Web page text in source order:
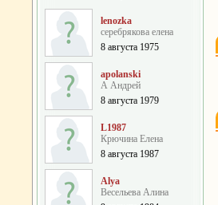
lenozka
серебрякова елена
8 августа 1975
apolanski
А Андрей
8 августа 1979
L1987
Крючина Елена
8 августа 1987
Alya
Весельева Алина